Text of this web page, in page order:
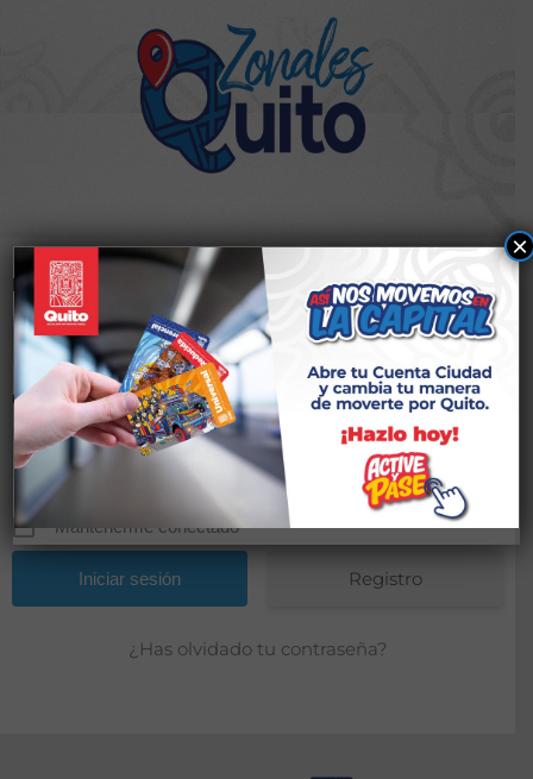
Nombre de usuario o correo electrónico *
Contraseña *
Mantenerme conectado
Registro
¿Has olvidado tu contraseña?
×